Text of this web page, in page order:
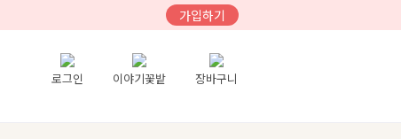
가입하기
로그인 이야기꽃밭 장바구니